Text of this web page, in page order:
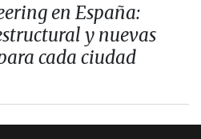
en España:
y nuevas
cada ciudad